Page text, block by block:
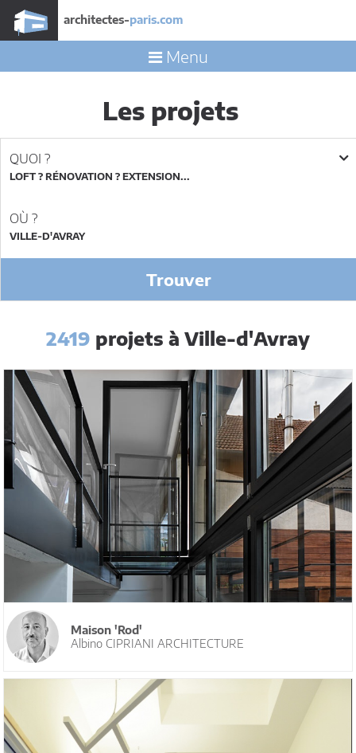
architectes-paris.com
Menu
Les projets
QUOI ?
LOFT ? RÉNOVATION ? EXTENSION...
OÙ ?
Trouver
2419 projets à Ville-d'Avray
Maison 'Rod'
Albino CIPRIANI ARCHITECTURE